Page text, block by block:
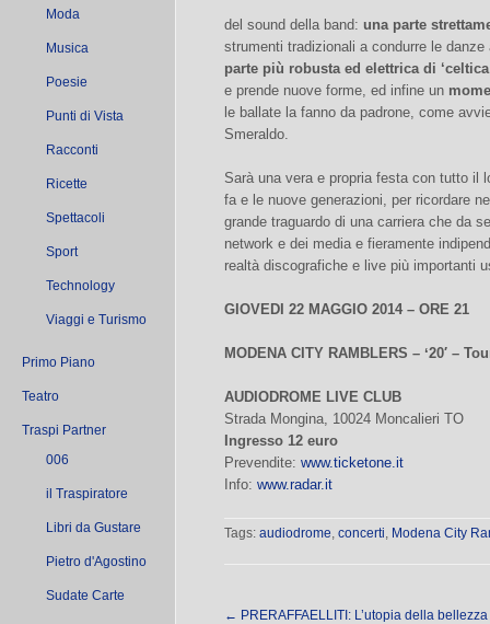
Moda
Musica
Poesie
Punti di Vista
Racconti
Ricette
Spettacoli
Sport
Technology
Viaggi e Turismo
Primo Piano
Teatro
Traspi Partner
006
il Traspiratore
Libri da Gustare
Pietro d'Agostino
Sudate Carte
del sound della band: una parte
strumenti tradizionali a condurre le
parte più robusta ed elettrica di ‘celtica
e prende nuove forme, ed infine un
le ballate la fanno da padrone, come
Smeraldo.
Sarà una vera e propria festa con tutto il
fa e le nuove generazioni, per ricordare
grande traguardo di una carriera che da
network e dei media e fieramente
realtà discografiche e live più importanti
GIOVEDI 22 MAGGIO 2014 – ORE 21
MODENA CITY RAMBLERS – ʻ20′ –
AUDIODROME LIVE CLUB
Strada Mongina, 10024 Moncalieri TO
Ingresso 12 euro
Prevendite: www.ticketone.it
Info: www.radar.it
Tags: audiodrome, concerti, Modena City
← PRERAFFAELLITI: L’utopia della bellezza